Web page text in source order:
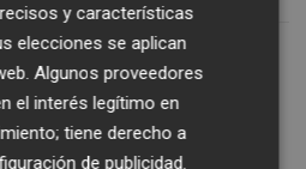
y características
elecciones se aplican
Algunos proveedores
el interés legítimo en
tiene derecho a
de publicidad